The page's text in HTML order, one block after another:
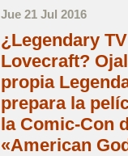
Jue 21 Jul 2016
¿Legendary
Lovecraft?
propia
prepara la
la Comic-Con
«American